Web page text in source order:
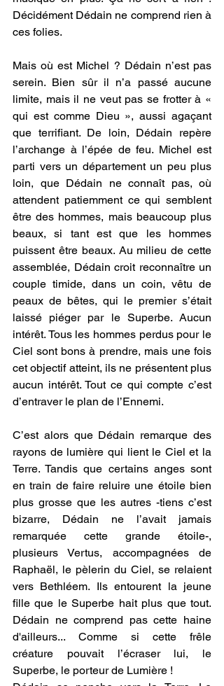
Décidément Dédain ne comprend rien à
ces folies.
Mais où est Michel ? Dédain n’est pas
serein. Bien sûr il n’a passé aucune
limite, mais il ne veut pas se frotter à «
qui est comme Dieu », aussi agaçant
que terrifiant. De loin, Dédain repère
l’archange à l’épée de feu. Michel est
parti vers un département un peu plus
loin, que Dédain ne connaît pas, où
attendent patiemment ce qui semblent
être des hommes, mais beaucoup plus
beaux, si tant est que les hommes
puissent être beaux. Au milieu de cette
assemblée, Dédain croit reconnaître un
couple timide, dans un coin, vêtu de
peaux de bêtes, qui le premier s’était
laissé piéger par le Superbe. Aucun
intérêt. Tous les hommes perdus pour le
Ciel sont bons à prendre, mais une fois
cet objectif atteint, ils ne présentent plus
aucun intérêt. Tout ce qui compte c’est
d’entraver le plan de l’Ennemi.
C’est alors que Dédain remarque des
rayons de lumière qui lient le Ciel et la
Terre. Tandis que certains anges sont
en train de faire reluire une étoile bien
plus grosse que les autres -tiens c’est
bizarre, Dédain ne l’avait jamais
remarquée cette grande étoile-,
plusieurs Vertus, accompagnées de
Raphaël, le pèlerin du Ciel, se relaient
vers Bethléem. Ils entourent la jeune
fille que le Superbe hait plus que tout.
Dédain ne comprend pas cette haine
d'ailleurs... Comme si cette frêle
créature pouvait l’écraser lui, le
Superbe, le porteur de Lumière !